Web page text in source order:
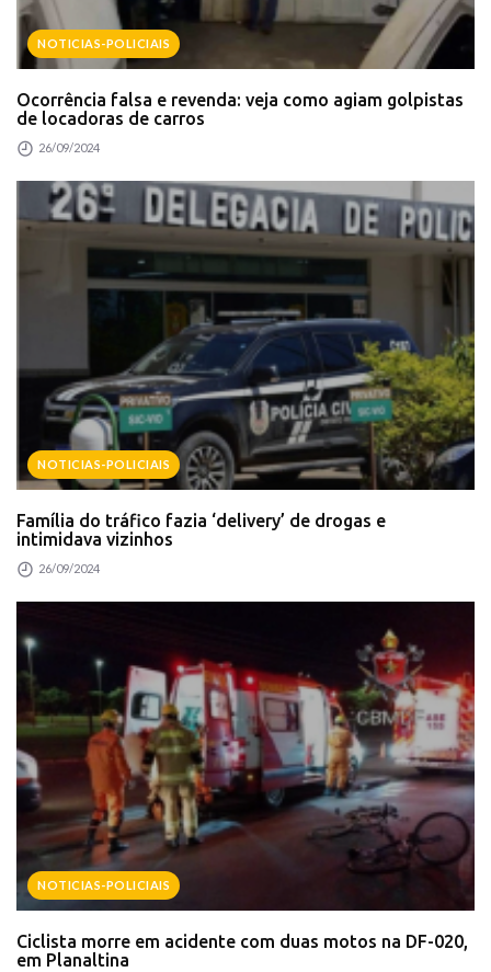
NOTICIAS-POLICIAIS
Ocorrência falsa e revenda: veja como agiam golpistas
de locadoras de carros
26/09/2024
NOTICIAS-POLICIAIS
Família do tráfico fazia ‘delivery’ de drogas e
intimidava vizinhos
26/09/2024
NOTICIAS-POLICIAIS
Ciclista morre em acidente com duas motos na DF-020,
em Planaltina